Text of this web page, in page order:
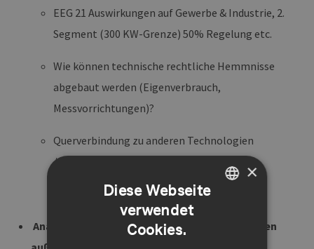
EEG 21 Auswirkungen auf Gewerbe & Industrie, 2.
Segment (300 KW-Grenze) 50% Regelung etc.
Wie können technische rechtliche Hemmnisse
abgebaut werden (Eigenverbrauch,
Messvorrichtungen)?
Querverbindung zu anderen Technologien
/Sektorenkopplung (H2, Hafenwirtschaft)
Analyse und Bewertung von Förderprogrammen
×
Diese Webseite
verwendet
Cookies.